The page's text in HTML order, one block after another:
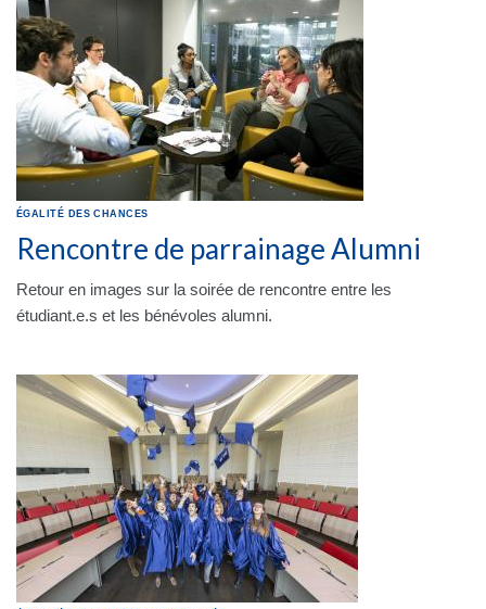
ÉGALITÉ DES CHANCES
Rencontre de parrainage Alumni
Retour en images sur la soirée de rencontre entre les
étudiant.e.s et les bénévoles alumni.